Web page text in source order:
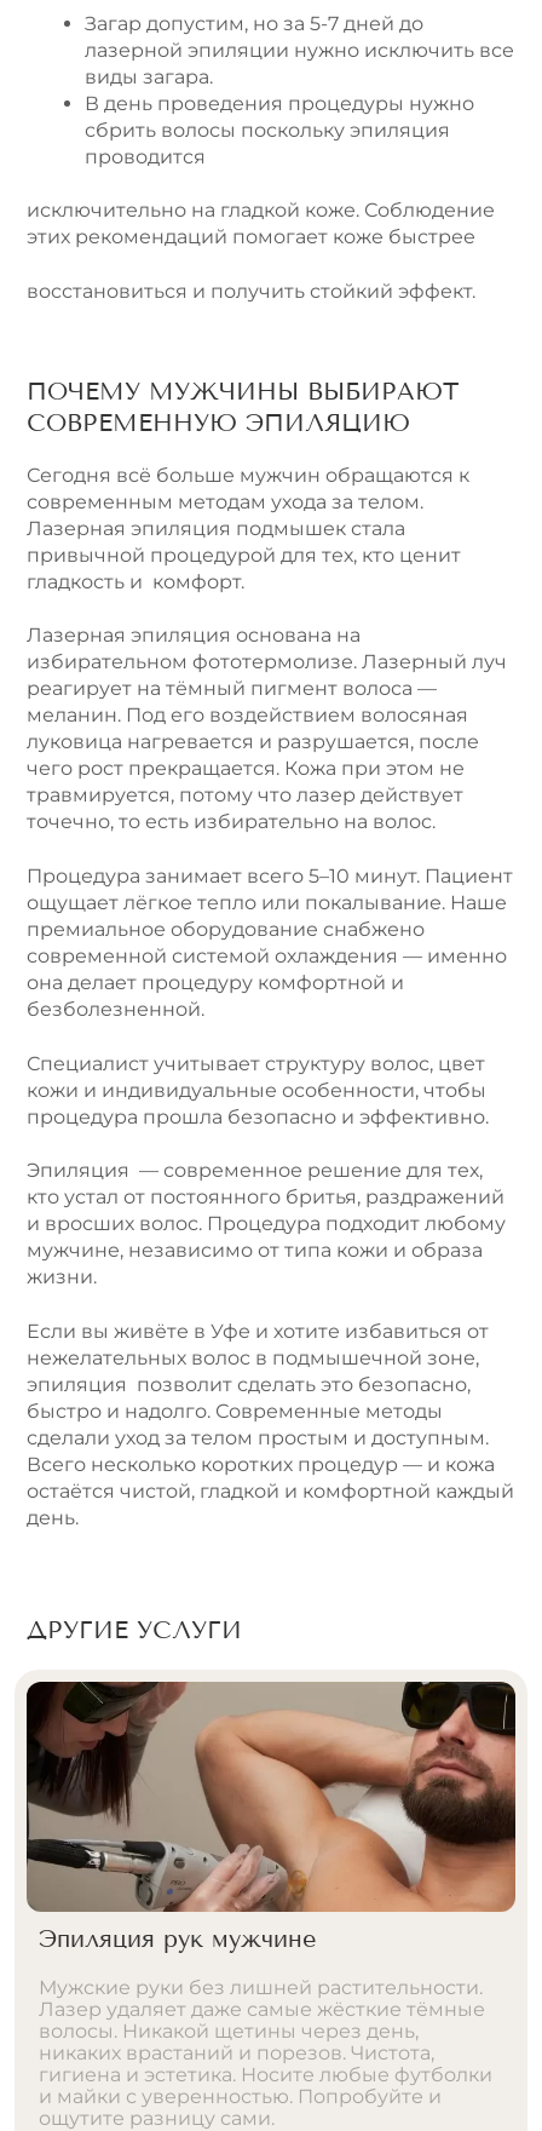
Загар допустим, но за 5-7 дней до
лазерной эпиляции нужно исключить все
виды загара.
В день проведения процедуры нужно
сбрить волосы поскольку эпиляция
проводится
исключительно на гладкой коже. Соблюдение
этих рекомендаций помогает коже быстрее
восстановиться и получить стойкий эффект.
ПОЧЕМУ МУЖЧИНЫ ВЫБИРАЮТ
СОВРЕМЕННУЮ ЭПИЛЯЦИЮ
Сегодня всё больше мужчин обращаются к
современным методам ухода за телом.
Лазерная эпиляция подмышек стала
привычной процедурой для тех, кто ценит
гладкость и комфорт.
Лазерная эпиляция основана на
избирательном фототермолизе. Лазерный луч
реагирует на тёмный пигмент волоса —
меланин. Под его воздействием волосяная
луковица нагревается и разрушается, после
чего рост прекращается. Кожа при этом не
травмируется, потому что лазер действует
точечно, то есть избирательно на волос.
Процедура занимает всего 5–10 минут. Пациент
ощущает лёгкое тепло или покалывание. Наше
премиальное оборудование снабжено
современной системой охлаждения — именно
она делает процедуру комфортной и
безболезненной.
Специалист учитывает структуру волос, цвет
кожи и индивидуальные особенности, чтобы
процедура прошла безопасно и эффективно.
Эпиляция — современное решение для тех,
кто устал от постоянного бритья, раздражений
и вросших волос. Процедура подходит любому
мужчине, независимо от типа кожи и образа
жизни.
Если вы живёте в Уфе и хотите избавиться от
нежелательных волос в подмышечной зоне,
эпиляция позволит сделать это безопасно,
быстро и надолго. Современные методы
сделали уход за телом простым и доступным.
Всего несколько коротких процедур — и кожа
остаётся чистой, гладкой и комфортной каждый
день.
ДРУГИЕ УСЛУГИ
Эпиляция рук мужчине
Мужские руки без лишней растительности.
Лазер удаляет даже самые жёсткие тёмные
волосы. Никакой щетины через день,
никаких врастаний и порезов. Чистота,
гигиена и эстетика. Носите любые футболки
и майки с уверенностью. Попробуйте и
ощутите разницу сами.